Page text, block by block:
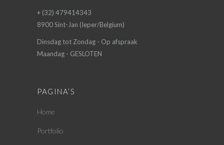
+ (32) 479414343
8900 Sint-Jan (Ieper/Belgium)
Dinsdag tot Zondag - Op afspraak
Maandag - GESLOTEN
PAGINA’S
Home
Portfolio